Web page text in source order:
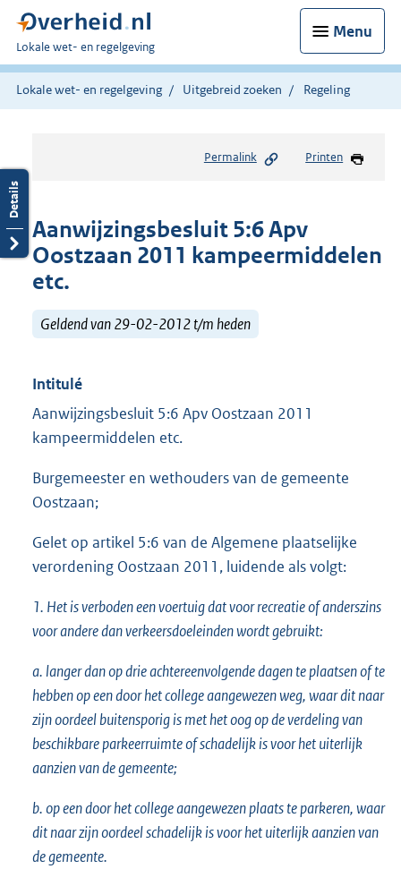
Menu
U
bent
hier:
Lokale wet- en regelgeving
Lokale wet- en regelgeving Uitgebreid zoeken Regeling
Permalink Printen
Aanwijzingsbesluit 5:6 Apv
Oostzaan 2011 kampeermiddelen
etc.
Geldend van 29-02-2012 t/m heden
Intitulé
Aanwijzingsbesluit 5:6 Apv Oostzaan 2011
kampeermiddelen etc.
Burgemeester en wethouders van de gemeente
Oostzaan;
Gelet op artikel 5:6 van de Algemene plaatselijke
verordening Oostzaan 2011, luidende als volgt:
1. Het is verboden een voertuig dat voor recreatie of anderszins
voor andere dan verkeersdoeleinden wordt gebruikt:
a. langer dan op drie achtereenvolgende dagen te plaatsen of te
hebben op een door het college aangewezen weg, waar dit naar
zijn oordeel buitensporig is met het oog op de verdeling van
beschikbare parkeerruimte of schadelijk is voor het uiterlijk
aanzien van de gemeente;
b. op een door het college aangewezen plaats te parkeren, waar
dit naar zijn oordeel schadelijk is voor het uiterlijk aanzien van
de gemeente.